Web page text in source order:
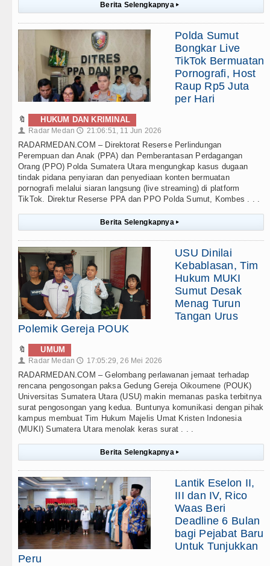
Berita Selengkapnya ▸
Polda Sumut
Bongkar Live
TikTok Bermuatan
Pornografi, Host
Raup Rp5 Juta
per Hari
🔖 HUKUM DAN KRIMINAL
👤 Radar Medan 🕔 21:06:51, 11 Jun 2026
RADARMEDAN.COM – Direktorat Reserse Perlindungan
Perempuan dan Anak (PPA) dan Pemberantasan Perdagangan
Orang (PPO) Polda Sumatera Utara mengungkap kasus dugaan
tindak pidana penyiaran dan penyediaan konten bermuatan
pornografi melalui siaran langsung (live streaming) di platform
TikTok. Direktur Reserse PPA dan PPO Polda Sumut, Kombes . . .
Berita Selengkapnya ▸
USU Dinilai
Kebablasan, Tim
Hukum MUKI
Sumut Desak
Menag Turun
Tangan Urus
Polemik Gereja POUK
🔖 UMUM
👤 Radar Medan 🕔 17:05:29, 26 Mei 2026
RADARMEDAN.COM – Gelombang perlawanan jemaat terhadap
rencana pengosongan paksa Gedung Gereja Oikoumene (POUK)
Universitas Sumatera Utara (USU) makin memanas paska terbitnya
surat pengosongan yang kedua. Buntunya komunikasi dengan pihak
kampus membuat Tim Hukum Majelis Umat Kristen Indonesia
(MUKI) Sumatera Utara menolak keras surat . . .
Berita Selengkapnya ▸
Lantik Eselon II,
III dan IV, Rico
Waas Beri
Deadline 6 Bulan
bagi Pejabat Baru
Untuk Tunjukkan
Peru